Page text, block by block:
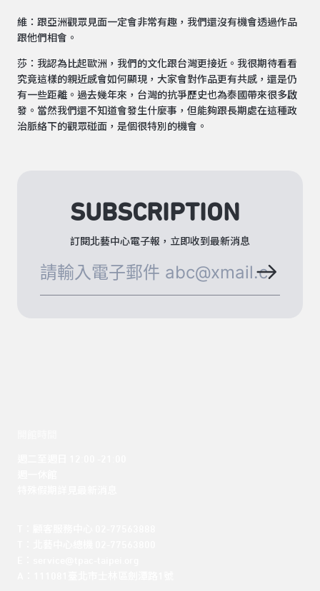
維：跟亞洲觀眾見面一定會非常有趣，我們還沒有機會透過作品
跟他們相會。
莎：我認為比起歐洲，我們的文化跟台灣更接近。我很期待看看
究竟這樣的親近感會如何顯現，大家會對作品更有共感，還是仍
有一些距離。過去幾年來，台灣的抗爭歷史也為泰國帶來很多啟
發。當然我們還不知道會發生什麼事，但能夠跟長期處在這種政
治脈絡下的觀眾碰面，是個很特別的機會。
SUBSCRIPTION
訂閱北藝中心電子報，立即收到最新消息